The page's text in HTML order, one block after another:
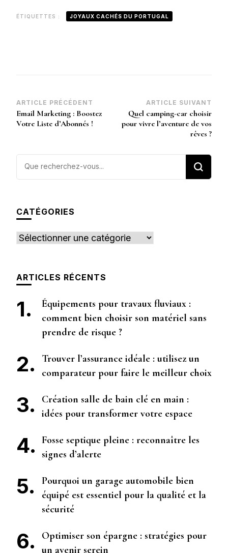
ÉTIQUETTES : JOYAUX CACHÉS DU PORTUGAL
Navigation
d’article
ARTICLE PRÉCÉDENT
Email Marketing : Boostez
Votre Liste d’Abonnés !
ARTICLE SUIVANT
Quel camping-car choisir
pour vivre l’aventure de vos
rêves ?
Vous
recherchiez
CATÉGORIES
Catégories
ARTICLES RÉCENTS
Équipements pour travaux fluviaux :
comment bien choisir son matériel sans
prendre de risque ?
Trouver l’assurance idéale : utilisez un
comparateur pour faire le meilleur choix
Création salle de bain clé en main :
idées pour transformer votre espace
Fosse septique pleine : reconnaître les
signes d’alerte
Pourquoi un garage automobile bien
équipé est essentiel pour la qualité et la
sécurité
Optimiser son épargne : stratégies pour
un avenir serein